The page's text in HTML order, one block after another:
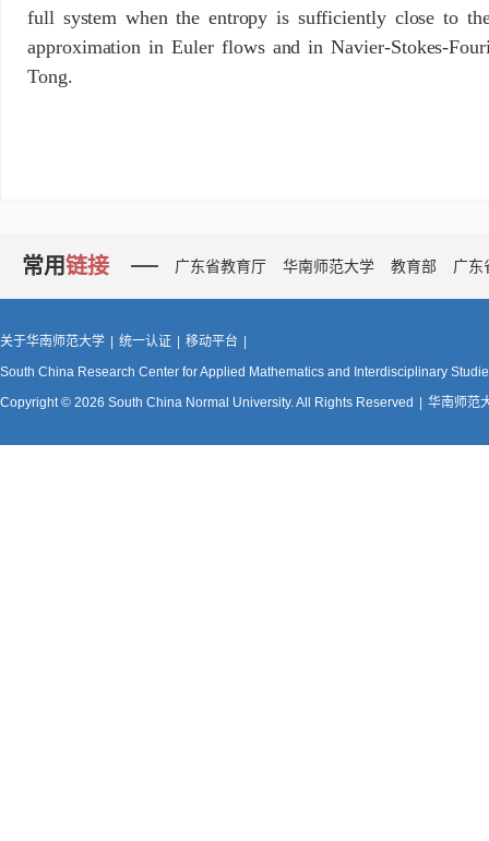
full system when the entropy is sufficiently close to
approximation in Euler flows and in Navier-Stokes-
Tong.
常用链接 广东省教育厅 华南师范大学 教育部 广东
关于华南师范大学 | 统一认证 | 移动平台 |
South China Research Center for Applied Mathematics and Interdisciplinary
Copyright © 2026 South China Normal University. All Rights Reserved | 华南师范